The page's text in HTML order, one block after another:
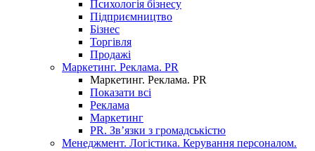
Психологія бізнесу
Підприємництво
Бізнес
Торгівля
Продажі
Маркетинг. Реклама. PR
Маркетинг. Реклама. PR
Показати всі
Реклама
Маркетинг
PR. Зв’язки з громадськістю
Менеджмент. Логістика. Керування персоналом.